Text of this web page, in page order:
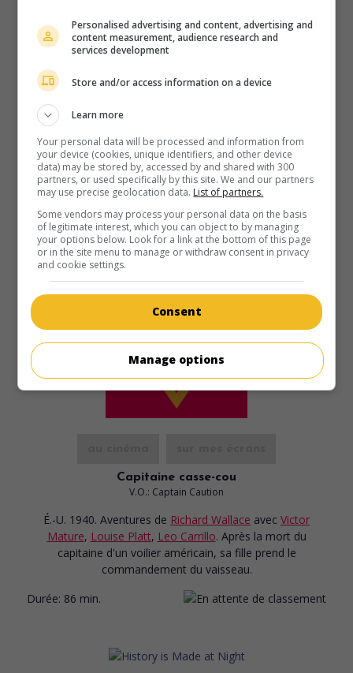
The Kid from Kansas
Carrillo,Andy Dovine. Des aventuriers américains sont
Durée: 66 min.
Capitaine casse-cou
V.O.: Captain Caution
É.-U. 1940. Aventures de Richard Wallace avec Victor
Mature, Louise Platt, Leo Carrillo. Après la mort du
capitaine d'un voilier américain, sa fille prend le
commandement du vaisseau.
Durée: 86 min.
Personalised advertising and content, advertising and
content measurement, audience research and
services development
Store and/or access information on a device
Learn more
Your personal data will be processed and information from
your device (cookies, unique identifiers, and other device
data) may be stored by, accessed by and shared with 300
partners, or used specifically by this site. We and our partners
may use precise geolocation data. List of partners.
Some vendors may process your personal data on the basis
of legitimate interest, which you can object to by managing
your options below. Look for a link at the bottom of this page
or in the site menu to manage or withdraw consent in privacy
and cookie settings.
Consent
Manage options